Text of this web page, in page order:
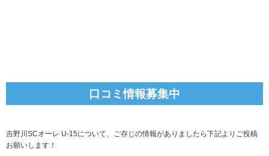
口コミ情報募集中
吉野川SCオーレ U-15について、ご存じの情報がありましたら下記よりご投稿
お願いします！